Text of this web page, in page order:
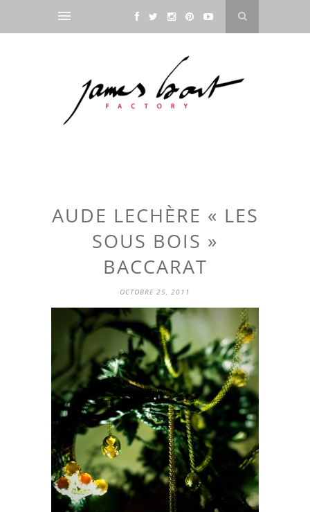
AUDE LECHÈRE « LES
SOUS BOIS »
BACCARAT
OCTOBRE 25, 2011